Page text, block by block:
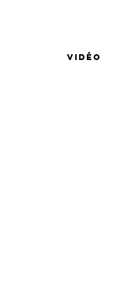
Vidéo